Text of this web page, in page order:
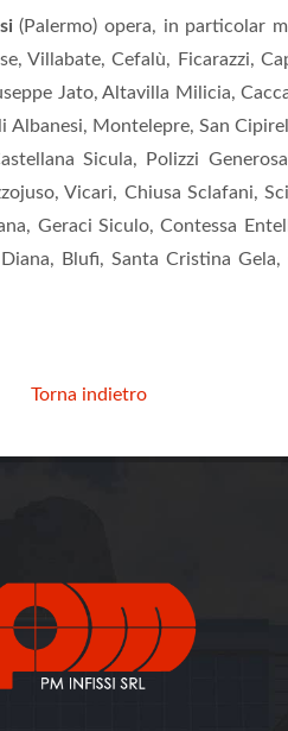
(Palermo) opera, in particolar
Villabate, Cefalù, Ficarazzi,
Jato, Altavilla Milicia,
Albanesi, Montelepre, San
Sicula, Polizzi
Vicari, Chiusa Sclafani,
Geraci Siculo, Contessa
Blufi, Santa Cristina
Torna indietro